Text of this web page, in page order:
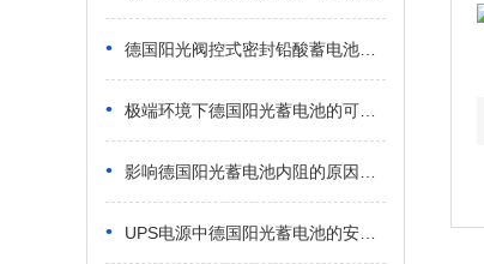
• 德国阳光阀控式密封铅酸蓄电池应用场景 民用弱电与商用供电适配解析
• 极端环境下德国阳光蓄电池的可靠性 高低温恶劣工况稳定表现
• 影响德国阳光蓄电池内阻的原因有哪些？日常工况核心诱因解析
• UPS电源中德国阳光蓄电池的安装方法 新手标准化安装步骤